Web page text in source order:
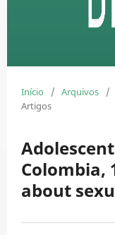
Início / Arquivos /
Artigos
Colombia,
about